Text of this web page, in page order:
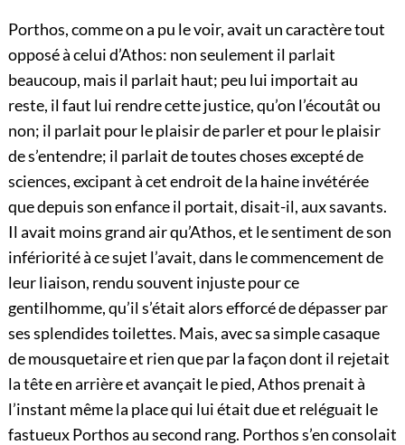
Porthos, comme on a pu le voir, avait un caractère tout
opposé à celui d’Athos: non seulement il parlait
beaucoup, mais il parlait haut; peu lui importait au
reste, il faut lui rendre cette justice, qu’on l’écoutât ou
non; il parlait pour le plaisir de parler et pour le plaisir
de s’entendre; il parlait de toutes choses excepté de
sciences, excipant à cet endroit de la haine invétérée
que depuis son enfance il portait, disait-il, aux savants.
Il avait moins grand air qu’Athos, et le sentiment de son
infériorité à ce sujet l’avait, dans le commencement de
leur liaison, rendu souvent injuste pour ce
gentilhomme, qu’il s’était alors efforcé de dépasser par
ses splendides toilettes. Mais, avec sa simple casaque
de mousquetaire et rien que par la façon dont il rejetait
la tête en arrière et avançait le pied, Athos prenait à
l’instant même la place qui lui était due et reléguait le
fastueux Porthos au second rang. Porthos s’en consolait